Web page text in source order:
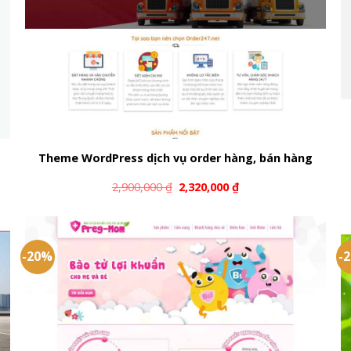
Theme WordPress dịch vụ order hàng, bán hàng
2,900,000₫ 2,320,000₫
-20% -